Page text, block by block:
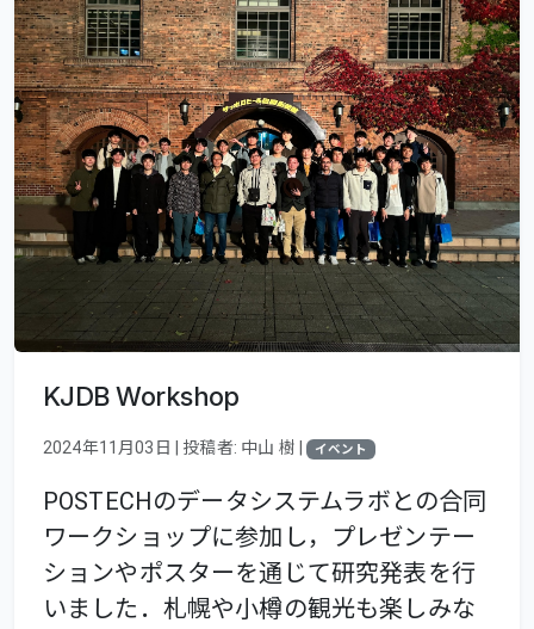
KJDB Workshop
2024年11月03日 | 投稿者: 中山 樹 | イベント
POSTECHのデータシステムラボとの合同
ワークショップに参加し，プレゼンテー
ションやポスターを通じて研究発表を行
いました．札幌や小樽の観光も楽しみな